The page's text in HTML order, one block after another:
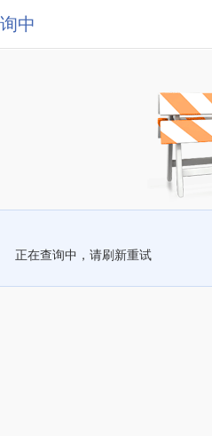
中
正在查询中，请刷新重试